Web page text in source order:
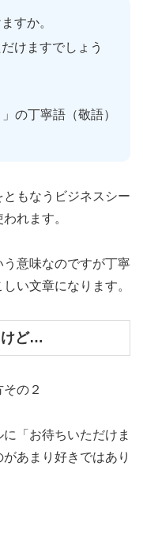
すか。
けますでしょう
の丁寧語（敬語）
もなうビジネスシー
れます。
意味なのですが丁寧
い文章になります。
けど…
の２
「お待ちいただけま
あまり好きではあり